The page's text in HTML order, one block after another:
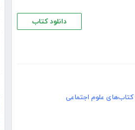
دانلود کتاب
کتاب‌های علوم اجتماعی